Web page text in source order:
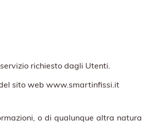
richiesto dagli Utenti.
sito web www.smartinfissi.it
o di qualunque altra natura